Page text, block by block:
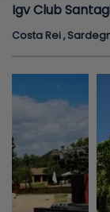
Igv Club
Costa Rei ,